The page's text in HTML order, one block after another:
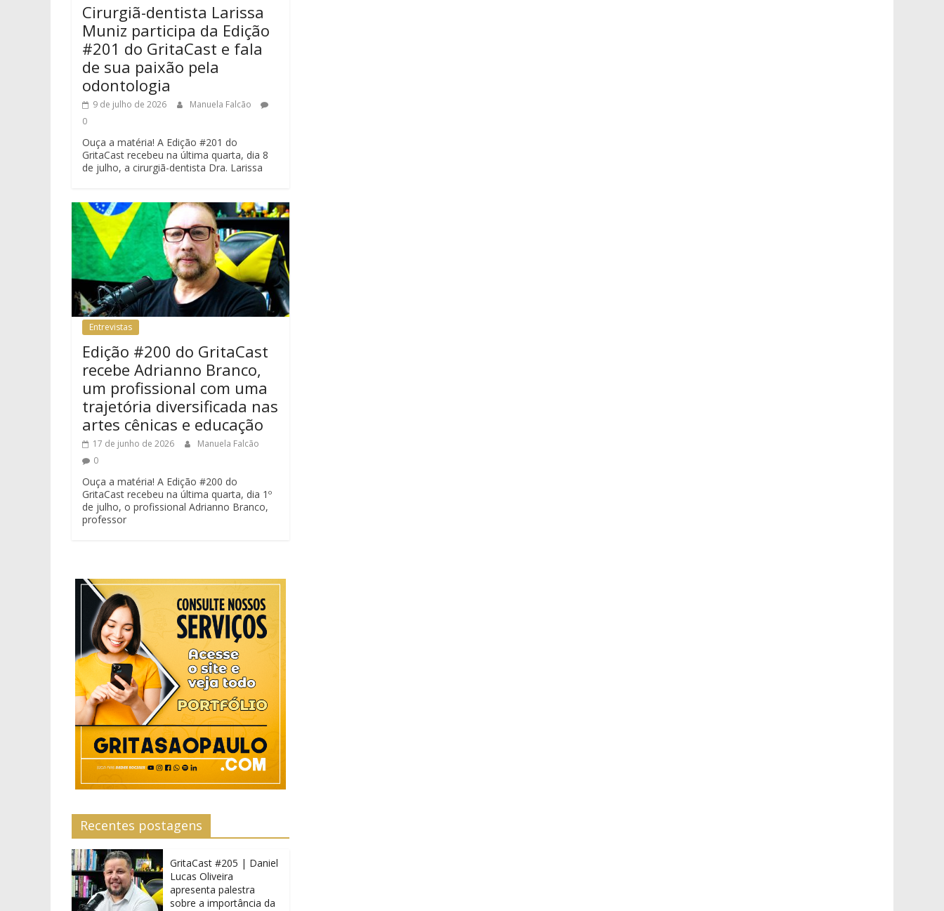
Cirurgiã-dentista Larissa
Muniz participa da Edição
#201 do GritaCast e fala
de sua paixão pela
odontologia
9 de julho de 2026
Manuela Falcão
0
Ouça a matéria! A Edição #201 do
GritaCast recebeu na última quarta, dia 8
de julho, a cirurgiã-dentista Dra. Larissa
Entrevistas
Edição #200 do GritaCast
recebe Adrianno Branco,
um profissional com uma
trajetória diversificada nas
artes cênicas e educação
17 de junho de 2026
Manuela Falcão
0
Ouça a matéria! A Edição #200 do
GritaCast recebeu na última quarta, dia 1º
de julho, o profissional Adrianno Branco,
professor
Recentes postagens
GritaCast #205 | Daniel
Lucas Oliveira
apresenta palestra
sobre a importância da